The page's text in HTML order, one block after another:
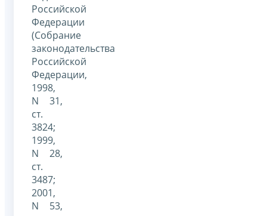
Российской
Федерации
(Собрание
законодательства
Российской
Федерации,
1998,
N 31,
ст.
3824;
1999,
N 28,
ст.
3487;
2001,
N 53,